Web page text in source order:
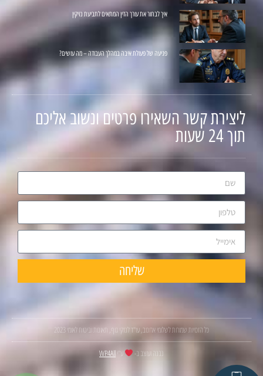
איך לבחור את עורך הדין המתאים לתביעת נזיקין
פגיעה של פעולת איבה במהלך העבודה – מה עושים?
ליצירת קשר השאירו פרטים ונשוב אליכם
תוך 24 שעות
שליחה
כל הזכויות שמורות לשלומי ארונוב, עו"ד לנזקי גוף, תאונות וביטוח לאומי 2023
נבנה ועוצב ב- ע"יWP4All